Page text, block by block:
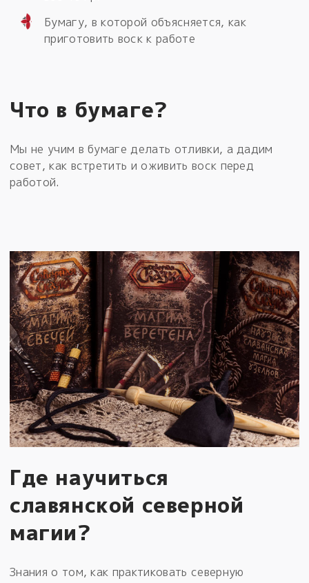
Бумагу, в которой объясняется, как
приготовить воск к работе
Что в бумаге?
Мы не учим в бумаге делать отливки, а дадим
совет, как встретить и оживить воск перед
работой.
Где научиться
славянской северной
магии?
Знания о том, как практиковать северную